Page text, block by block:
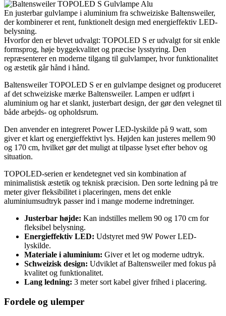
En justerbar gulvlampe i aluminium fra schweiziske Baltensweiler,
der kombinerer et rent, funktionelt design med energieffektiv LED-
belysning.
Hvorfor den er blevet udvalgt: TOPOLED S er udvalgt for sit enkle
formsprog, høje byggekvalitet og præcise lysstyring. Den
repræsenterer en moderne tilgang til gulvlamper, hvor funktionalitet
og æstetik går hånd i hånd.
Baltensweiler TOPOLED S er en gulvlampe designet og produceret
af det schweiziske mærke Baltensweiler. Lampen er udført i
aluminium og har et slankt, justerbart design, der gør den velegnet til
både arbejds- og opholdsrum.
Den anvender en integreret Power LED-lyskilde på 9 watt, som
giver et klart og energieffektivt lys. Højden kan justeres mellem 90
og 170 cm, hvilket gør det muligt at tilpasse lyset efter behov og
situation.
TOPOLED-serien er kendetegnet ved sin kombination af
minimalistisk æstetik og teknisk præcision. Den sorte ledning på tre
meter giver fleksibilitet i placeringen, mens det enkle
aluminiumsudtryk passer ind i mange moderne indretninger.
Justerbar højde: Kan indstilles mellem 90 og 170 cm for
fleksibel belysning.
Energieffektiv LED: Udstyret med 9W Power LED-
lyskilde.
Materiale i aluminium: Giver et let og moderne udtryk.
Schweizisk design: Udviklet af Baltensweiler med fokus på
kvalitet og funktionalitet.
Lang ledning: 3 meter sort kabel giver frihed i placering.
Fordele og ulemper